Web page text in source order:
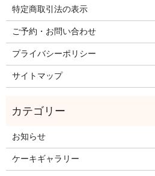
特定商取引法の表示
ご予約・お問い合わせ
プライバシーポリシー
サイトマップ
お知らせ
ケーキギャラリー